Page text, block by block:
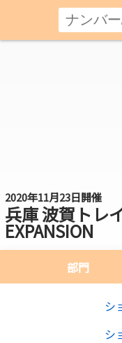
2020年11月23日開催
兵庫 波賀トレ
EXPANSION
部門
シ
シ